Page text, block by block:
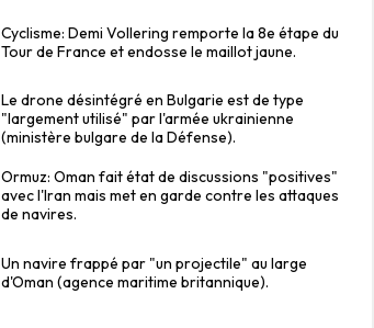
Cyclisme: Demi Vollering remporte la 8e étape du
Tour de France et endosse le maillot jaune.
Le drone désintégré en Bulgarie est de type
"largement utilisé" par l'armée ukrainienne
(ministère bulgare de la Défense).
Ormuz: Oman fait état de discussions "positives"
avec l'Iran mais met en garde contre les attaques
de navires.
Un navire frappé par "un projectile" au large
d'Oman (agence maritime britannique).